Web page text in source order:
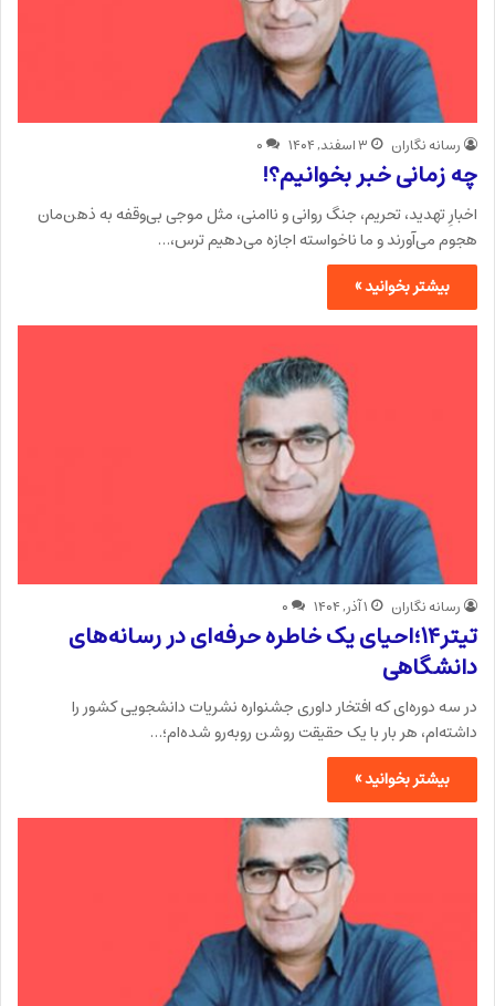
رسانه نگاران ۳ اسفند, ۱۴۰۴ ۰
چه زمانی خبر بخوانیم؟!
اخبارِ تهدید، تحریم، جنگ روانی و ناامنی، مثل موجی بی‌وقفه به ذهن‌مان
هجوم می‌آورند و ما ناخواسته اجازه می‌دهیم ترس،…
بیشتر بخوانید »
رسانه نگاران ۱ آذر, ۱۴۰۴ ۰
تیتر۱۴؛احیای یک خاطره حرفه‌ای در رسانه‌های
دانشگاهی
در سه دوره‌ای که افتخار داوری جشنواره نشریات دانشجویی کشور را
داشته‌ام، هر بار با یک حقیقت روشن‌ روبه‌رو شده‌ام؛…
بیشتر بخوانید »